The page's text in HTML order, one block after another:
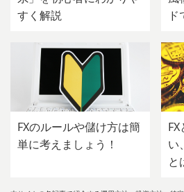
すく解説
FXのルールや儲け方は簡
単に考えましょう！
い
と